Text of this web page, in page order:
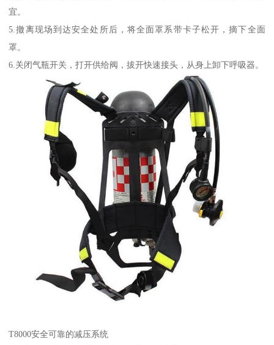
宜。
5.撤离现场到达安全处所后，将全面罩系带卡子松开，摘下全面
罩。
6.关闭气瓶开关，打开供给阀，拔开快速接头，从身上卸下呼吸器。
T8000安全可靠的减压系统